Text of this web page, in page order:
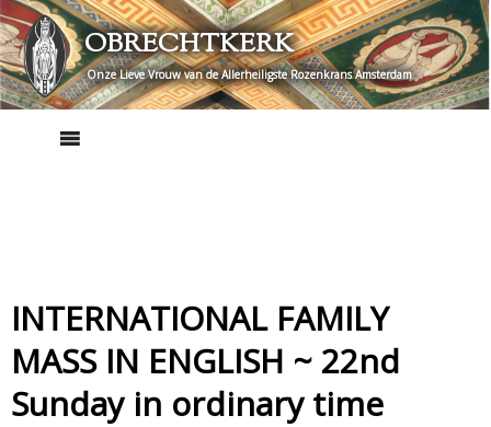
Skip
to
content
OBRECHTKERK
Onze Lieve Vrouw van de Allerheiligste Rozenkrans Amsterdam
INTERNATIONAL FAMILY
MASS IN ENGLISH ~ 22nd
Sunday in ordinary time